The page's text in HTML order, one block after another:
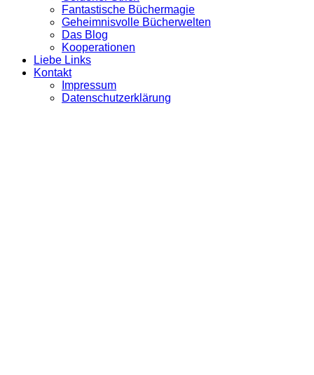
Fantastische Büchermagie
Geheimnisvolle Bücherwelten
Das Blog
Kooperationen
Liebe Links
Kontakt
Impressum
Datenschutzerklärung